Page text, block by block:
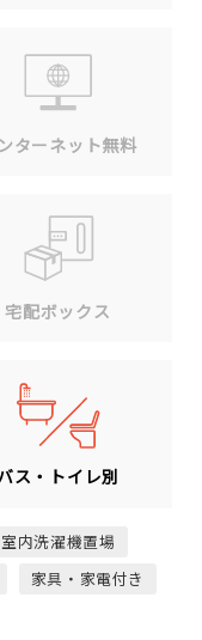
ターネット無料
宅配ボックス
ス・トイレ別
室内洗濯機置場
家具・家電付き